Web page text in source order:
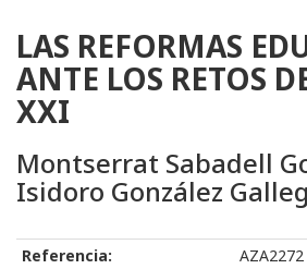
LAS REFORMAS
ANTE LOS RETOS
XXI
Montserrat Sabadell
Isidoro González
Referencia: AZA2272